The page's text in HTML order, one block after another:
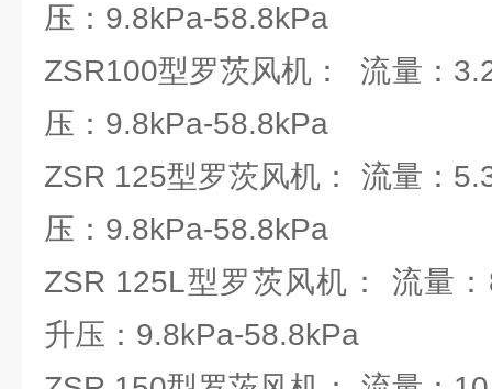
压：9.8kPa-58.8kPa
ZSR100型罗茨风机： 流量
压：9.8kPa-58.8kPa
ZSR 125型罗茨风机： 流量：
压：9.8kPa-58.8kPa
ZSR 125L型罗茨风机： 流量
升压：9.8kPa-58.8kPa